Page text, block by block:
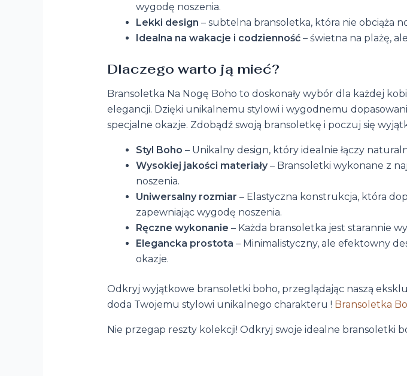
wygodę noszenia.
Lekki design – subtelna bransoletka, która nie obciąża
Idealna na wakacje i codzienność– świetna na plażę,
Dlaczego warto ją mieć?
Bransoletka Na Nogę Boho to doskonały wybór dla każdej
elegancji. Dzięki unikalnemu stylowi i wygodnemu
specjalne okazje. Zdobądź swoją bransoletkę i poczuj się
Styl Boho – Unikalny design, który idealnie łączy
Wysokiej jakości materiały– Bransoletki wykonane z
noszenia.
Uniwersalny rozmiar – Elastyczna konstrukcja, która
zapewniając wygodę noszenia.
Ręczne wykonanie – Każda bransoletka jest starannie
Elegancka prostota – Minimalistyczny, ale efektowny
okazje.
Odkryj wyjątkowe bransoletki boho, przeglądając naszą
doda Twojemu stylowi unikalnego charakteru ! Bransoletka
Nie przegap reszty kolekcji! Odkryj swoje idealne bransoletki